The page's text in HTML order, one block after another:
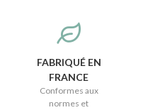
FABRIQUÉ EN
FRANCE
Conformes aux
normes et